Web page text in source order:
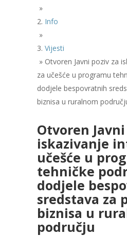
»
Info
»
Vijesti
» Otvoren Javni poziv za
za učešće u programu
dodjele bespovratnih
biznisa u ruralnom
Otvoren
iskazivanje
učešće u
tehničke
dodjele
sredstava za
biznisa u
području